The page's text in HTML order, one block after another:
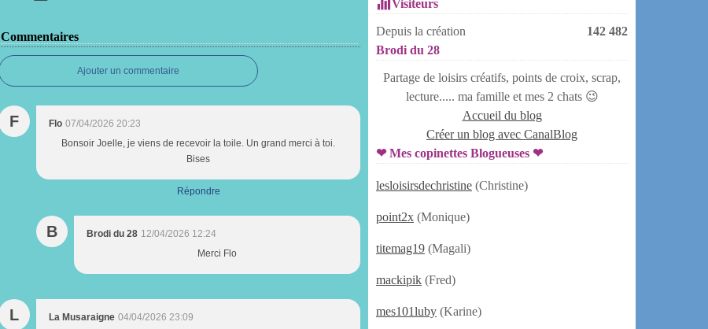
Commentaires
Ajouter un commentaire
F Flo 07/04/2026 20:23
Bonsoir Joelle, je viens de recevoir la toile. Un grand merci à toi.
Bises
Répondre
B Brodi du 28 12/04/2026 12:24
Merci Flo
L La Musaraigne 04/04/2026 23:09
Visiteurs
Depuis la création
142 482
Brodi du 28
Partage de loisirs créatifs, points de croix, scrap,
lecture..... ma famille et mes 2 chats 😉
Accueil du blog
Créer un blog avec CanalBlog
❤ Mes copinettes Blogueuses ❤
lesloisirsdechristine (Christine)
point2x (Monique)
titemag19 (Magali)
mackipik (Fred)
mes101luby (Karine)